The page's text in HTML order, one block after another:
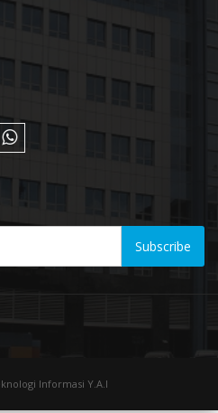
Subscribe
Informasi Y.A.I